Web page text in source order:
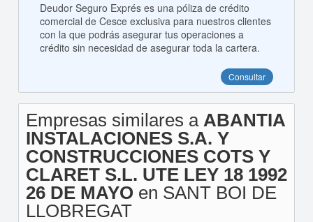
Deudor Seguro Exprés es una póliza de crédito
comercial de Cesce exclusiva para nuestros clientes
con la que podrás asegurar tus operaciones a
crédito sin necesidad de asegurar toda la cartera.
Consultar
Empresas similares a ABANTIA
INSTALACIONES S.A. Y
CONSTRUCCIONES COTS Y
CLARET S.L. UTE LEY 18 1992
26 DE MAYO en SANT BOI DE
LLOBREGAT